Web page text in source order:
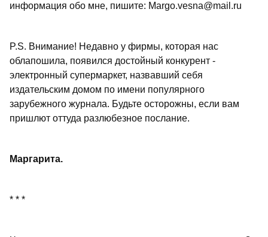
информация обо мне, пишите: Margo.vesna@mail.ru
P.S. Внимание! Недавно у фирмы, которая нас
облапошила, появился достойный конкурент -
электронный супермаркет, назвавший себя
издательским домом по имени популярного
зарубежного журнала. Будьте осторожны, если вам
пришлют оттуда разлюбезное послание.
Маргарита.
* * *